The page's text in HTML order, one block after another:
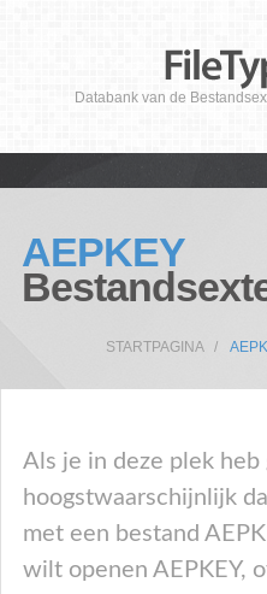
Databank van de
AEPKEY
STARTPAGINA
Als je in deze plek heb
hoogstwaarschijnlijk
met een bestand
wilt openen AEPKEY,